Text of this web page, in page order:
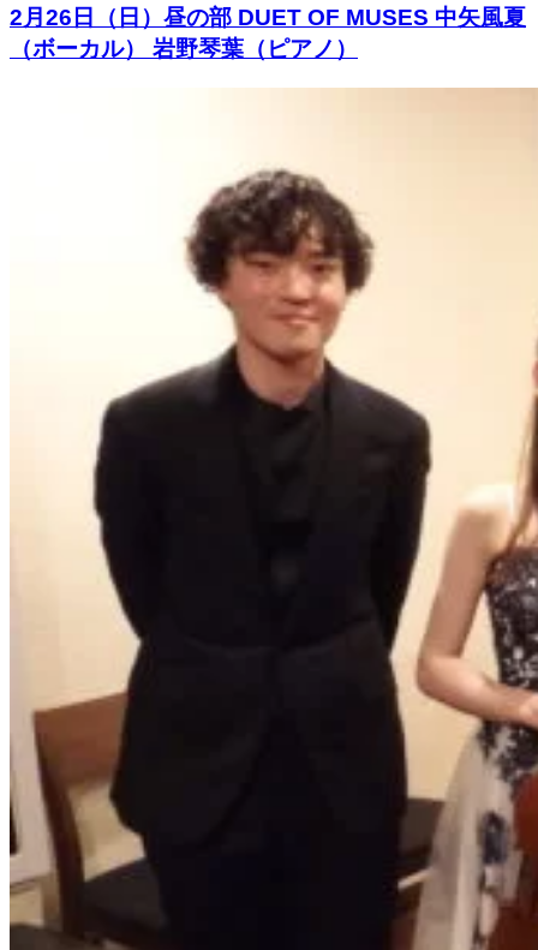
2月26日（日）昼の部 DUET OF MUSES 中矢風夏
（ボーカル） 岩野琴葉（ピアノ）